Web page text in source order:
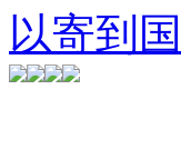
以寄到